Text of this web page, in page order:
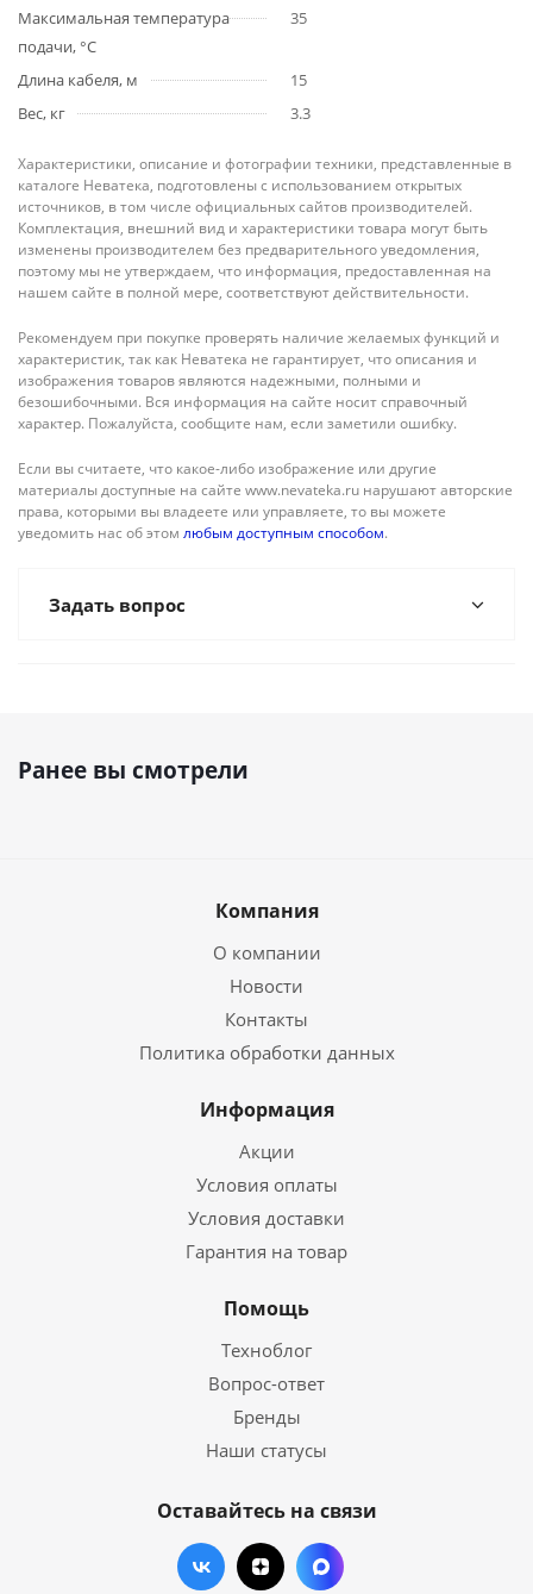
Максимальная температура
подачи, °С
35
Длина кабеля, м
15
Вес, кг
3.3
Характеристики, описание и фотографии техники, представленные в
каталоге Неватека, подготовлены с использованием открытых
источников, в том числе официальных сайтов производителей.
Комплектация, внешний вид и характеристики товара могут быть
изменены производителем без предварительного уведомления,
поэтому мы не утверждаем, что информация, предоставленная на
нашем сайте в полной мере, соответствуют действительности.
Рекомендуем при покупке проверять наличие желаемых функций и
характеристик, так как Неватека не гарантирует, что описания и
изображения товаров являются надежными, полными и
безошибочными. Вся информация на сайте носит справочный
характер. Пожалуйста, сообщите нам, если заметили ошибку.
Если вы считаете, что какое-либо изображение или другие
материалы доступные на сайте www.nevateka.ru нарушают авторские
права, которыми вы владеете или управляете, то вы можете
уведомить нас об этом любым доступным способом.
Задать вопрос
Ранее вы смотрели
Компания
О компании
Новости
Контакты
Политика обработки данных
Информация
Акции
Условия оплаты
Условия доставки
Гарантия на товар
Помощь
Техноблог
Вопрос-ответ
Бренды
Наши статусы
Оставайтесь на связи